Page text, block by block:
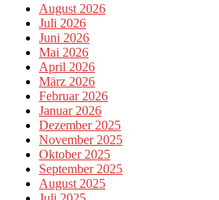
August 2026
Juli 2026
Juni 2026
Mai 2026
April 2026
März 2026
Februar 2026
Januar 2026
Dezember 2025
November 2025
Oktober 2025
September 2025
August 2025